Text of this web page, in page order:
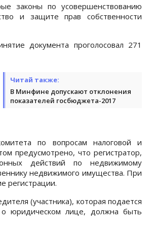
законы по усовершенствованию
и защите прав собственности
документа проголосовал 271
Читай также:
В Минфине допускают отклонения
показателей госбюджета-2017
по вопросам налоговой и
предусмотрено, что регистратор,
действий по недвижимому
недвижимого имущества. При
регистрации.
(участника), которая подается
о юридическом лице, должна быть